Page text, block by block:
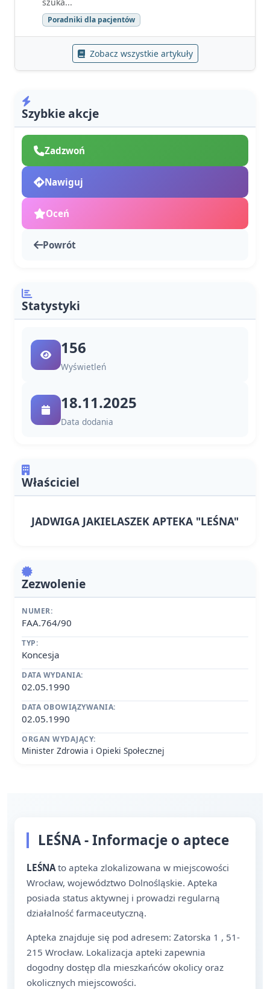
Poradniki dla pacjentów
Zobacz wszystkie artykuły
Szybkie akcje
Zadzwoń
Nawiguj
Oceń
Powrót
Statystyki
156
Wyświetleń
18.11.2025
Data dodania
Właściciel
JADWIGA JAKIELASZEK APTEKA "LEŚNA"
Zezwolenie
NUMER:
FAA.764/90
TYP:
Koncesja
DATA WYDANIA:
02.05.1990
DATA OBOWIĄZYWANIA:
02.05.1990
ORGAN WYDAJĄCY:
Minister Zdrowia i Opieki Społecznej
LEŚNA - Informacje o aptece
LEŚNAto apteka zlokalizowana w miejscowości
Wrocław, województwo Dolnośląskie. Apteka
posiada status aktywnej i prowadzi regularną
działalność farmaceutyczną.
Apteka znajduje się pod adresem: Zatorska 1 , 51-
215 Wrocław. Lokalizacja apteki zapewnia
dogodny dostęp dla mieszkańców okolicy oraz
okolicznych miejscowości.